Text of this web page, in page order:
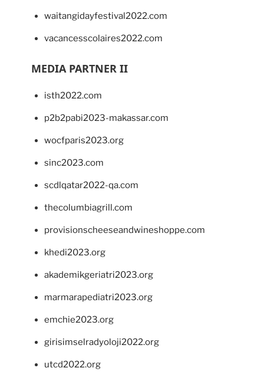
waitangidayfestival2022.com
vacancesscolaires2022.com
MEDIA PARTNER II
isth2022.com
p2b2pabi2023-makassar.com
wocfparis2023.org
sinc2023.com
scdlqatar2022-qa.com
thecolumbiagrill.com
provisionscheeseandwineshoppe.com
khedi2023.org
akademikgeriatri2023.org
marmarapediatri2023.org
emchie2023.org
girisimselradyoloji2022.org
utcd2022.org